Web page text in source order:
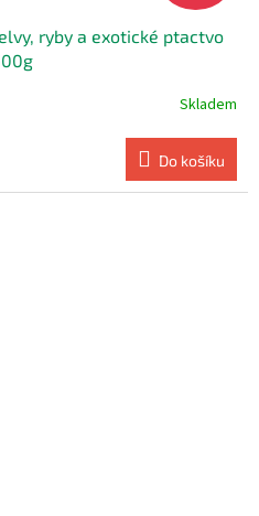
ryby a exotické ptactvo
Skladem
Do košíku